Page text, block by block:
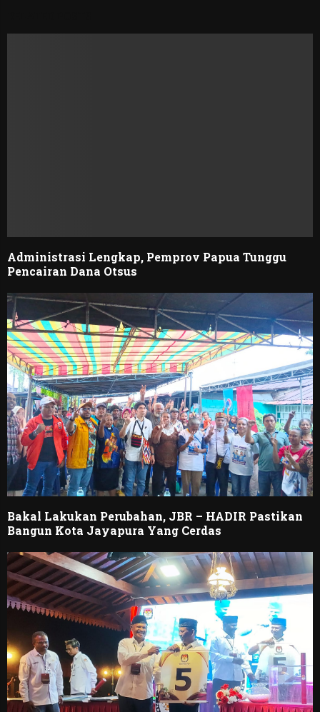
Administrasi Lengkap, Pemprov Papua Tunggu
Pencairan Dana Otsus
Bakal Lakukan Perubahan, JBR – HADIR Pastikan
Bangun Kota Jayapura Yang Cerdas